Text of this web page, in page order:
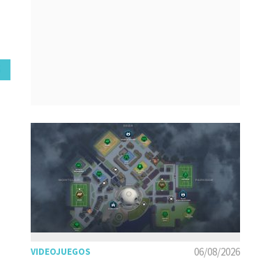
06/08/2026
VIDEOJUEGOS